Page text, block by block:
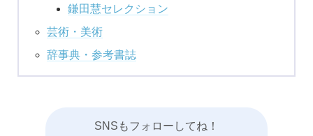
鎌田慧セレクション
芸術・美術
辞事典・参考書誌
SNSもフォローしてね！